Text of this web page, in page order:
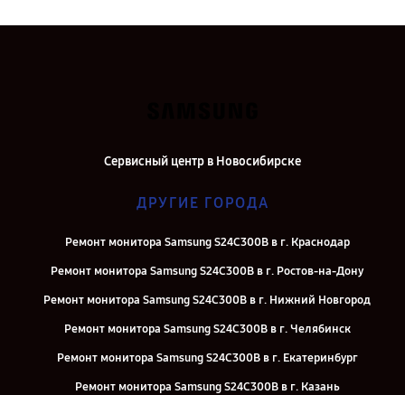
Сервисный центр в Новосибирске
ДРУГИЕ ГОРОДА
Ремонт монитора Samsung S24C300B в г. Краснодар
Ремонт монитора Samsung S24C300B в г. Ростов-на-Дону
Ремонт монитора Samsung S24C300B в г. Нижний Новгород
Ремонт монитора Samsung S24C300B в г. Челябинск
Ремонт монитора Samsung S24C300B в г. Екатеринбург
Ремонт монитора Samsung S24C300B в г. Казань